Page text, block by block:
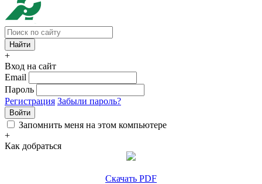
+
Вход на сайт
Email
Пароль
Регистрация Забыли пароль?
Войти
Запомнить меня на этом компьютере
+
Как добраться
Скачать PDF